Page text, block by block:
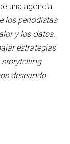
una agencia
los periodistas
y los datos.
estrategias
storytelling
deseando